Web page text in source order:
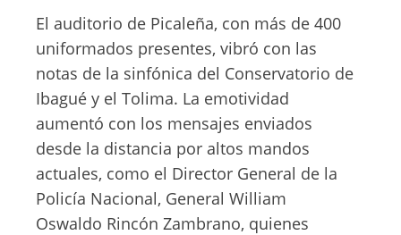
El auditorio de Picaleña, con más de 400
uniformados presentes, vibró con las
notas de la sinfónica del Conservatorio de
Ibagué y el Tolima. La emotividad
aumentó con los mensajes enviados
desde la distancia por altos mandos
actuales, como el Director General de la
Policía Nacional, General William
Oswaldo Rincón Zambrano, quienes